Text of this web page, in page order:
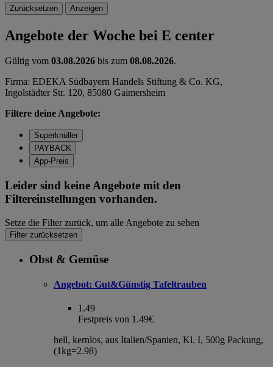
Zurücksetzen Anzeigen
Angebote der Woche bei E center
Gültig vom 03.08.2026 bis zum 08.08.2026.
Firma: EDEKA Südbayern Handels Stiftung & Co. KG,
Ingolstädter Str. 120, 85080 Gaimersheim
Filtere deine Angebote:
Superknüller
PAYBACK
App-Preis
Leider sind keine Angebote mit den
Filtereinstellungen vorhanden.
Setze die Filter zurück, um alle Angebote zu sehen
Filter zurücksetzen
Obst & Gemüse
Angebot: Gut&Günstig Tafeltrauben
1.49
Festpreis von 1.49€
hell, kernlos, aus Italien/Spanien, Kl. I, 500g Packung,
(1kg=2.98)